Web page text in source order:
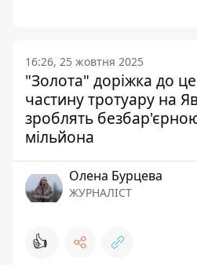
16:26, 25 жовтня 2025
"Золота" доріжка до
частину тротуару на
зроблять
мільйона
Олена Бурцева
ЖУРНАЛІСТ
👍